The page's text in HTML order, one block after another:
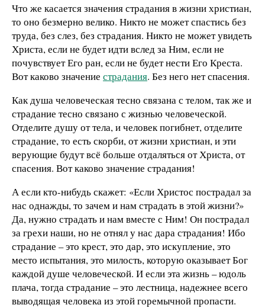
Что же касается значения страдания в жизни христиан,
то оно безмерно велико. Никто не может спастись без
труда, без слез, без страдания. Никто не может увидеть
Христа, если не будет идти вслед за Ним, если не
почувствует Его ран, если не будет нести Его Креста.
Вот каково значение страдания. Без него нет спасения.
Как душа человеческая тесно связана с телом, так же и
страдание тесно связано с жизнью человеческой.
Отделите душу от тела, и человек погибнет, отделите
страдание, то есть скорби, от жизни христиан, и эти
верующие будут всё больше отдаляться от Христа, от
спасения. Вот каково значение страдания!
А если кто-нибудь скажет: «Если Христос пострадал за
нас однажды, то зачем и нам страдать в этой жизни?»
Да, нужно страдать и нам вместе с Ним! Он пострадал
за грехи наши, но не отнял у нас дара страдания! Ибо
страдание – это крест, это дар, это искупление, это
место испытания, это милость, которую оказывает Бог
каждой душе человеческой. И если эта жизнь – юдоль
плача, тогда страдание – это лестница, надежнее всего
выводящая человека из этой горемычной пропасти.